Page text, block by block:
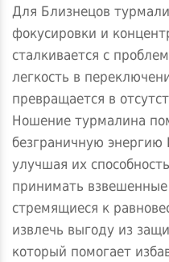
Для Близнецов
фокусировки и
сталкивается с
легкость в
превращается в
Ношение турмалина
безграничную энергию
улучшая их
принимать
стремящиеся к
извлечь выгоду из
который помогает